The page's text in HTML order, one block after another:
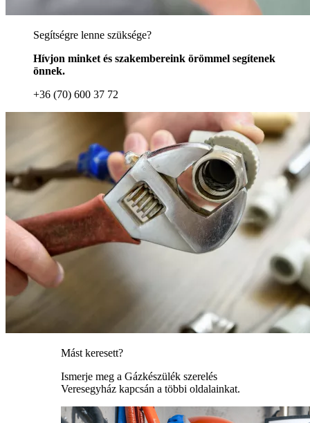
Segítségre lenne szüksége?
Hívjon minket és szakembereink örömmel segítenek
önnek.
+36 (70) 600 37 72
Mást keresett?
Ismerje meg a Gázkészülék szerelés
Veresegyház kapcsán a többi oldalainkat.